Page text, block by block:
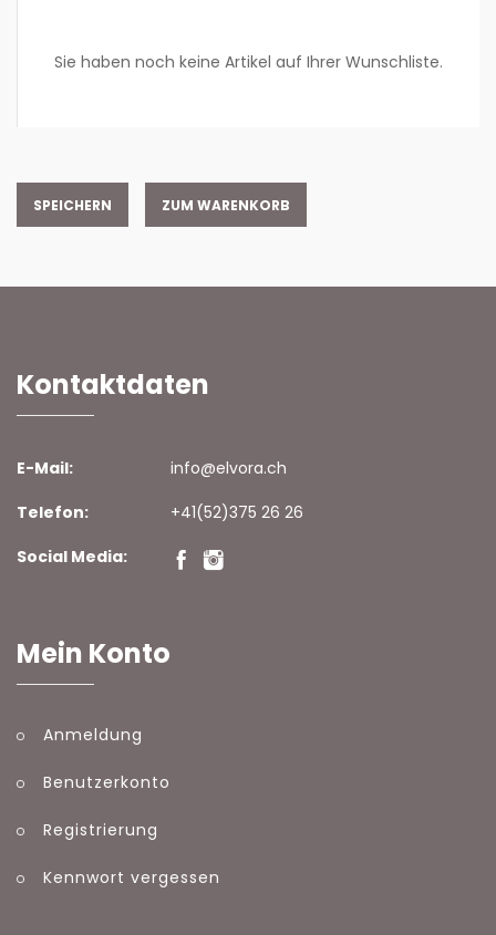
Sie haben noch keine Artikel auf Ihrer Wunschliste.
ZUM WARENKORB
Kontaktdaten
E-Mail:
info@elvora.ch
Telefon:
+41(52)375 26 26
Social Media:
Mein Konto
Anmeldung
Benutzerkonto
Registrierung
Kennwort vergessen